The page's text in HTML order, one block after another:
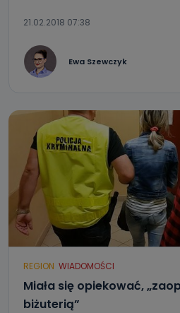
21.02.2018 07:38
Ewa Szewczyk
REGION WIADOMOŚCI
Miała się opiekować,
biżuterią”